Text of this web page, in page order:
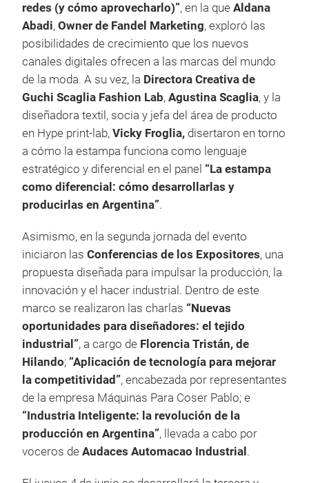
redes (y cómo aprovecharlo)”, en la que Aldana
Abadi, Owner de Fandel Marketing, exploró las
posibilidades de crecimiento que los nuevos
canales digitales ofrecen a las marcas del mundo
de la moda. A su vez, la Directora Creativa de
Guchi Scaglia Fashion Lab, Agustina Scaglia, y la
diseñadora textil, socia y jefa del área de producto
en Hype print-lab, Vicky Froglia, disertaron en torno
a cómo la estampa funciona como lenguaje
estratégico y diferencial en el panel “La estampa
como diferencial: cómo desarrollarlas y
producirlas en Argentina”.
Asimismo, en la segunda jornada del evento
iniciaron las Conferencias de los Expositores, una
propuesta diseñada para impulsar la producción, la
innovación y el hacer industrial. Dentro de este
marco se realizaron las charlas “Nuevas
oportunidades para diseñadores: el tejido
industrial”, a cargo de Florencia Tristán, de
Hilando; “Aplicación de tecnología para mejorar
la competitividad”, encabezada por representantes
de la empresa Máquinas Para Coser Pablo; e
“Industria Inteligente: la revolución de la
producción en Argentina”, llevada a cabo por
voceros de Audaces Automacao Industrial .